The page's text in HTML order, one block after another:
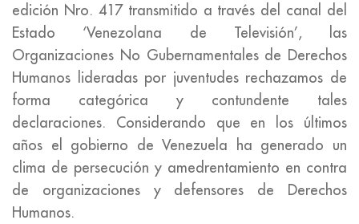
edición Nro. 417 transmitido a través del canal del
Estado ‘Venezolana de Televisión’, las
Organizaciones No Gubernamentales de Derechos
Humanos lideradas por juventudes rechazamos de
forma categórica y contundente tales
declaraciones. Considerando que en los últimos
años el gobierno de Venezuela ha generado un
clima de persecución y amedrentamiento en contra
de organizaciones y defensores de Derechos
Humanos.